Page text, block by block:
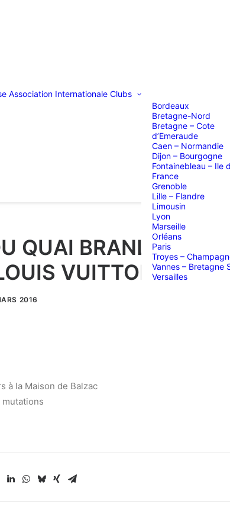
Association Internationale Clubs
Bordeaux
Bretagne-Nord
Bretagne – Cote
d’Emeraude
Caen – Normandie
Dijon – Bourgogne
Fontainebleau – Ile
France
Grenoble
Lille – Flandre
Limousin
Lyon
Marseille
Orléans
Paris
Troyes –
Vannes – Bretagne
Versailles
QUAI BRANLY et
VUITTON
2016
à la Maison de Balzac
mutations